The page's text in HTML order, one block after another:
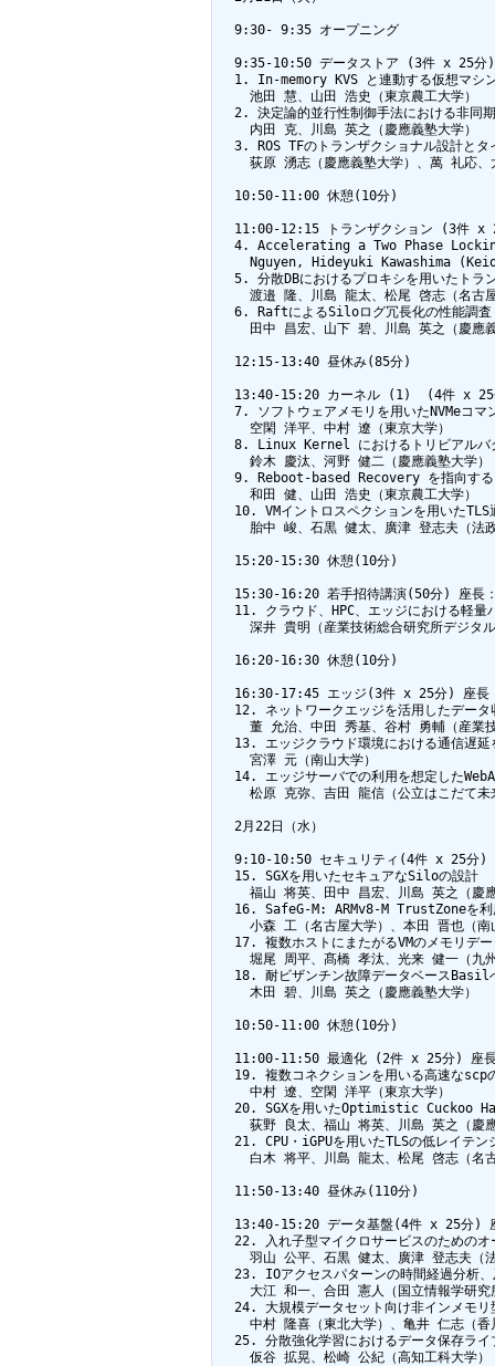
  9:30- 9:35 オープニング
9:35-10:50 データストア (3件 x 25分)
1. In-memory KVS と連動する仮想マシ
    池田 慧、山田 浩史（東京農工大学）
2. 決定論的並行性制御手法における非同
    内田 克、川島 英之（慶應義塾大学）
3. ROS TFのトランザクショナル設計とタ
荻原 湧志（慶應義塾大学）、萬 礼応
  10:50-11:00 休憩(10分)
11:00-12:15 トランザクション (3件 x
4. Accelerating a Two Phase
Nguyen, Hideyuki Kawashima
5. 分散DBにおけるプロキシを用いたトラ
渡邉 隆、川島 龍太、松尾 啓志（名古
  6. RaftによるSiloログ冗長化の性能調査
田中 昌宏、山下 碧、川島 英之（慶
  12:15-13:40 昼休み(85分)
13:40-15:20 カーネル (1)  (4件 x 25
7. ソフトウェアメモリを用いたNVMeコマ
    空閑 洋平、中村 遼（東京大学）
8. Linux Kernel におけるトリビアルバ
鈴木 慶汰、河野 健二（慶應義塾大学
9. Reboot-based Recovery を指向す
    和田 健、山田 浩史（東京農工大学）
10. VMイントロスペクションを用いたTLS
胎中 峻、石黒 健太、廣津 登志夫（法
  15:20-15:30 休憩(10分)
15:30-16:20 若手招待講演(50分) 座長
11. クラウド、HPC、エッジにおける軽量
深井 貴明（産業技術総合研究所デジタ
  16:20-16:30 休憩(10分)
16:30-17:45 エッジ(3件 x 25分) 座
12. ネットワークエッジを活用したデー
董 允治、中田 秀基、谷村 勇輔（産業
13. エッジクラウド環境における通信遅延
    宮澤 元（南山大学）
14. エッジサーバでの利用を想定した
松原 克弥、吉田 龍信（公立はこだて未
  2月22日（水）
9:10-10:50 セキュリティ(4件 x 25分)
  15. SGXを用いたセキュアなSiloの設計
福山 将英、田中 昌宏、川島 英之（慶
16. SafeG-M: ARMv8-M TrustZoneを利
小森 工（名古屋大学）、本田 晋也（南
17. 複数ホストにまたがるVMのメモリデ
堀尾 周平、髙橋 孝汰、光来 健一（九
18. 耐ビザンチン故障データベースBasil
    木田 碧、川島 英之（慶應義塾大学）
  10:50-11:00 休憩(10分)
11:00-11:50 最適化 (2件 x 25分) 座長
19. 複数コネクションを用いる高速なscp
    中村 遼、空閑 洋平（東京大学）
20. SGXを用いたOptimistic Cuckoo
荻野 良太、福山 将英、川島 英之（慶
21. CPU・iGPUを用いたTLSの低レイテン
白木 将平、川島 龍太、松尾 啓志（名
  11:50-13:40 昼休み(110分)
13:40-15:20 データ基盤(4件 x 25分)
22. 入れ子型マイクロサービスのための
羽山 公平、石黒 健太、廣津 登志夫（
23. IOアクセスパターンの時間経過分析
大江 和一、合田 憲人（国立情報学研究
24. 大規模データセット向け非インメモリ
中村 隆喜（東北大学）、亀井 仁志（香
25. 分散強化学習におけるデータ保存ライ
    仮谷 拡晃、松崎 公紀（高知工科大学）